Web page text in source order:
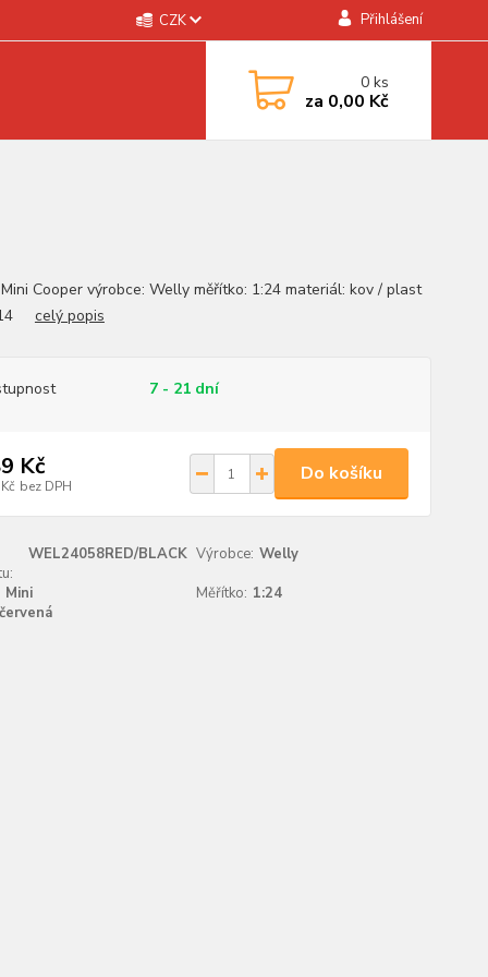
CZK Přihlášení
0ks
za 0,00 Kč
Cooper výrobce: Welly měřítko: 1:24 materiál: kov / plast
celý popis
7 - 21 dní
Kč
bez DPH
Do košíku
WEL24058RED/BLACK Výrobce: Welly
Mini
Měřítko: 1:24